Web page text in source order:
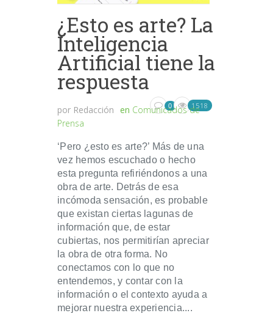
¿Esto es arte? La
Inteligencia
Artificial tiene la
respuesta
por Redacción en Comunicados de
Prensa
0 1518
‘Pero ¿esto es arte?’ Más de una
vez hemos escuchado o hecho
esta pregunta refiriéndonos a una
obra de arte. Detrás de esa
incómoda sensación, es probable
que existan ciertas lagunas de
información que, de estar
cubiertas, nos permitirían apreciar
la obra de otra forma. No
conectamos con lo que no
entendemos, y contar con la
información o el contexto ayuda a
mejorar nuestra experiencia....